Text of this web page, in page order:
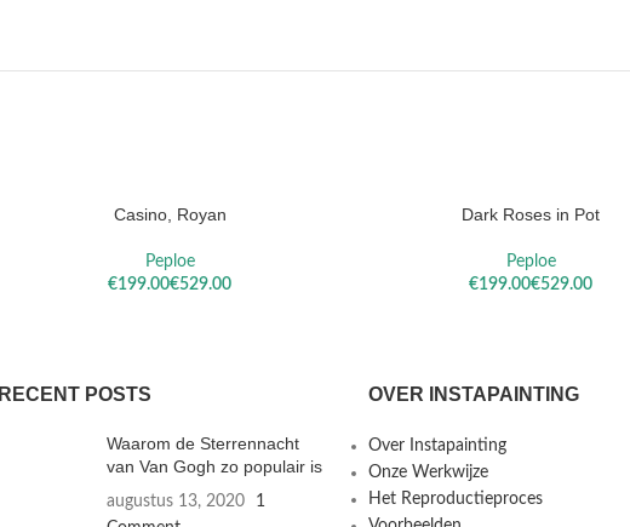
OPTIES SELECTERENCasino, Royan
Peploe
€
€
OPTIES SELECTERENDark Roses in Pot
Peploe
€
€
RECENT POSTS
Waarom de Sterrennacht
van Van Gogh zo populair is
augustus 13, 2020
1
OVER INSTAPAINTING
Over Instapainting
Onze Werkwijze
Het Reproductieproces